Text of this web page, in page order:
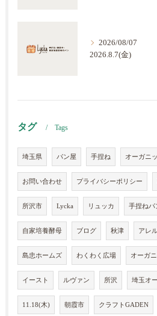
2026/08/07
2026.8.7(金)
タグ Tags
埼玉県 パン屋 手捏ね オーガニ
お問い合わせ プライバシーポリシー
所沢市 Lycka リュッカ 手捏ねパ
自家培養酵母 ブログ 秋津 アレ
島忠ホームズ わくわく広場 オーガ
イースト ルヴァン 所沢 埼玉オ
11.18(木) 朝霞市 クラフトGADEN